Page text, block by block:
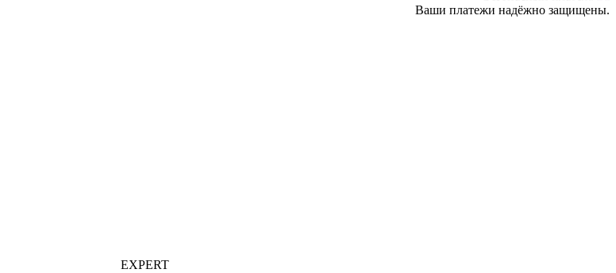
Ваши платежи надёжно защищены.
EXPERT